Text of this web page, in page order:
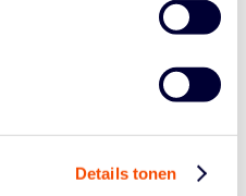
Details tonen